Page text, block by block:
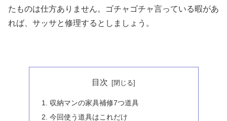
たものは仕方ありません。ゴチャゴチャ言っている暇があ
れば、サッサと修理するとしましょう。
目次
収納マンの家具補修7つ道具
今回使う道具はこれだけ